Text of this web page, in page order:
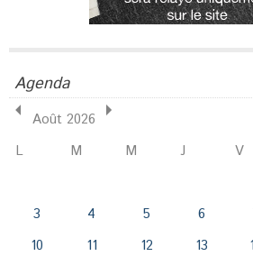
Agenda
Août 2026
L
M M J V
3
4 5 6
10
11 12 13